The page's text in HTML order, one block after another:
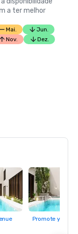
a ter melhor
Mai.
Jun.
Nov. Dez.
Promote your